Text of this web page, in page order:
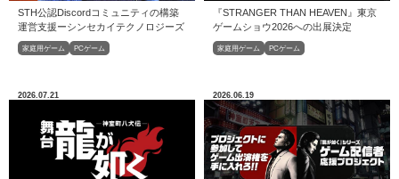
家庭用ゲーム PCゲーム
STH公認Discordコミュニティの構築
運営⽀援ーシンセカイテクノロジーズ
家庭用ゲーム PCゲーム
『STRANGER THAN HEAVEN』東京
ゲームショウ2026への出展決定
2026.07.21 2026.06.19